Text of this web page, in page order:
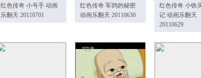
红色传奇 小号手 动画
乐翻天 20110701
红色传奇 军鸽的秘密
动画乐翻天 20110630
红色传奇 小铁
记 动画乐翻天
20110629